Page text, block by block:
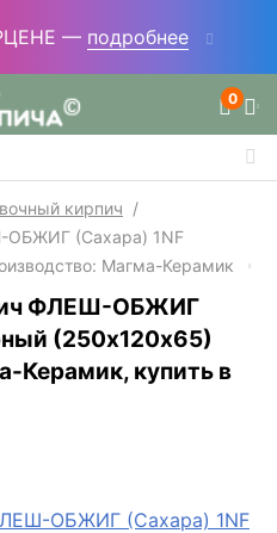
— подробнее
0
кирпич /
ОБЖИГ (Сахара) 1NF
Магма-Керамик
ФЛЕШ-ОБЖИГ
(250х120х65)
Керамик, купить в